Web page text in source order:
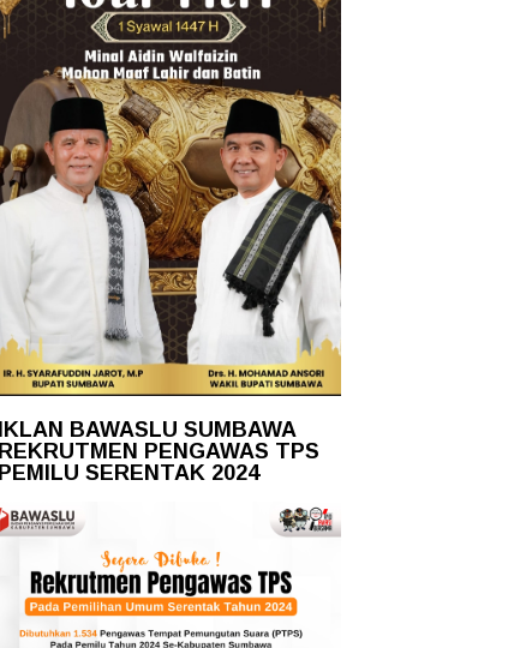
IKLAN BAWASLU SUMBAWA
REKRUTMEN PENGAWAS TPS
PEMILU SERENTAK 2024